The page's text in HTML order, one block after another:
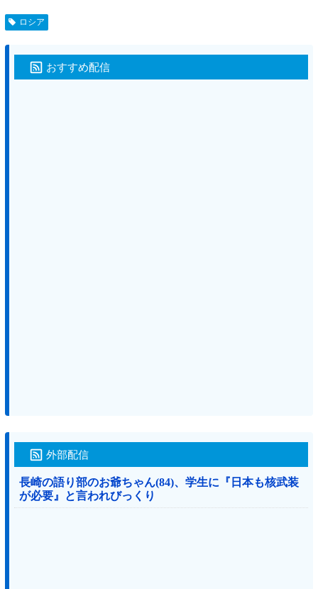
ロシア
おすすめ配信
外部配信
長崎の語り部のお爺ちゃん(84)、学生に『日本も核武装
が必要』と言われびっくり